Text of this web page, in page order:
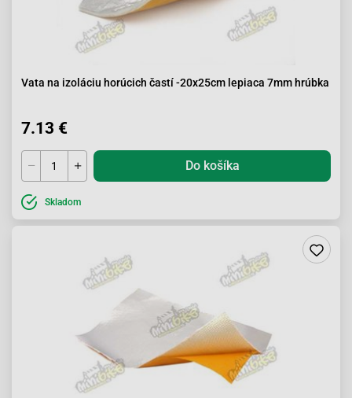
Vata na izoláciu horúcich častí -20x25cm lepiaca 7mm hrúbka
7.13 €
Do košíka
Skladom